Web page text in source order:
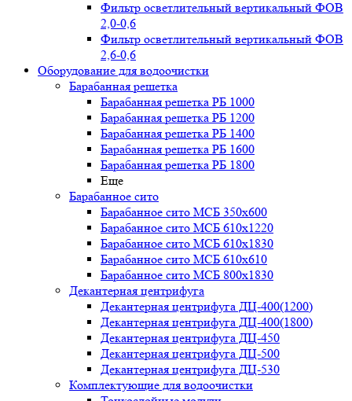
Фильтр осветлительный вертикальный ФОВ
2,0-0,6
Фильтр осветлительный вертикальный ФОВ
2,6-0,6
Оборудование для водоочистки
Барабанная решетка
Барабанная решетка РБ 1000
Барабанная решетка РБ 1200
Барабанная решетка РБ 1400
Барабанная решетка РБ 1600
Барабанная решетка РБ 1800
Еще
Барабанное сито
Барабанное сито МСБ 350x600
Барабанное сито МСБ 610x1220
Барабанное сито МСБ 610x1830
Барабанное сито МСБ 610x610
Барабанное сито МСБ 800x1830
Декантерная центрифуга
Декантерная центрифуга ДЦ-400(1200)
Декантерная центрифуга ДЦ-400(1800)
Декантерная центрифуга ДЦ-450
Декантерная центрифуга ДЦ-500
Декантерная центрифуга ДЦ-530
Комплектующие для водоочистки